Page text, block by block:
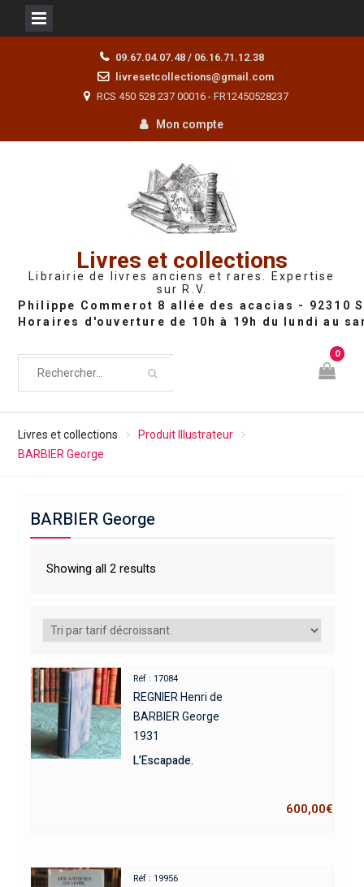
09.67.04.07.48 / 06.16.71.12.38
livresetcollections@gmail.com
RCS 450 528 237 00016 - FR12450528237
Mon compte
Livres et collections
Librairie de livres anciens et rares. Expertise
sur R.V.
0
Livres et collections
Produit Illustrateur
BARBIER George
BARBIER George
Showing all 2 results
Réf : 17084
REGNIER Henri de
BARBIER George
1931
L’Escapade.
600,00€
Réf : 19956